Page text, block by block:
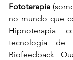
Fototerapia
no mundo que
Hipnoterapia
tecnologia de
Biofeedback